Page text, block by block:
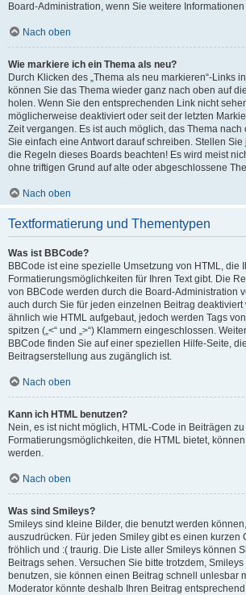
Board-Administration, wenn Sie weitere
Nach oben
Wie markiere ich ein Thema als neu?
Durch Klicken des „Thema als neu markieren“-Links
können Sie das Thema wieder ganz nach oben auf
holen. Wenn Sie den entsprechenden Link nicht
möglicherweise deaktiviert oder seit der letzten
Zeit vergangen. Es ist auch möglich, das Thema
Sie einfach eine Antwort darauf schreiben. Stellen Sie
die Regeln dieses Boards beachten! Es wird meist
ohne triftigen Grund auf alte oder abgeschlossene
Nach oben
Textformatierung und Thementypen
Was ist BBCode?
BBCode ist eine spezielle Umsetzung von HTML, die
Formatierungsmöglichkeiten für Ihren Text gibt. Die
von BBCode werden durch die Board-Administration
auch durch Sie für jeden einzelnen Beitrag deaktiviert
ähnlich wie HTML aufgebaut, jedoch werden Tags von
spitzen („<“ und „>“) Klammern eingeschlossen.
BBCode finden Sie auf einer speziellen Hilfe-Seite,
Beitragserstellung aus zugänglich ist.
Nach oben
Kann ich HTML benutzen?
Nein, es ist nicht möglich, HTML-Code in Beiträgen
Formatierungsmöglichkeiten, die HTML bietet,
werden.
Nach oben
Was sind Smileys?
Smileys sind kleine Bilder, die benutzt werden
auszudrücken. Für jeden Smiley gibt es einen kurzen
fröhlich und :( traurig. Die Liste aller Smileys können
Beitrags sehen. Versuchen Sie bitte trotzdem,
benutzen, sie können einen Beitrag schnell unlesbar
Moderator könnte deshalb Ihren Beitrag